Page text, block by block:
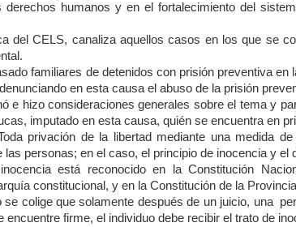
derechos humanos y en el fortalecimiento del
del CELS, canaliza aquellos casos en los que se
familiares de detenidos con prisión preventiva
en esta causa el abuso de la prisión
e hizo consideraciones generales sobre el tema y
imputado en esta causa, quién se encuentra en
privación de la libertad mediante una medida
las personas; en el caso, el principio de inocencia y el
está reconocido en la Constitución
constitucional, y en la Constitución de la
se colige que solamente después de un juicio, una
encuentre firme, el individuo debe recibir el trato de